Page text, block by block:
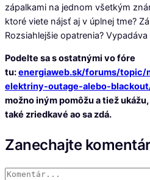
zápalkami na jednom všetkým
ktoré viete nájsť aj v úplnej tme?
Rozsiahlejšie opatrenia?
Podelte sa s ostatnými vo fóre
tu:energiaweb.sk/forums/
elektriny-outage-alebo-
možno iným pomôžu a tiež
také zriedkavé ao sa zdá.
Zanechajte komentár